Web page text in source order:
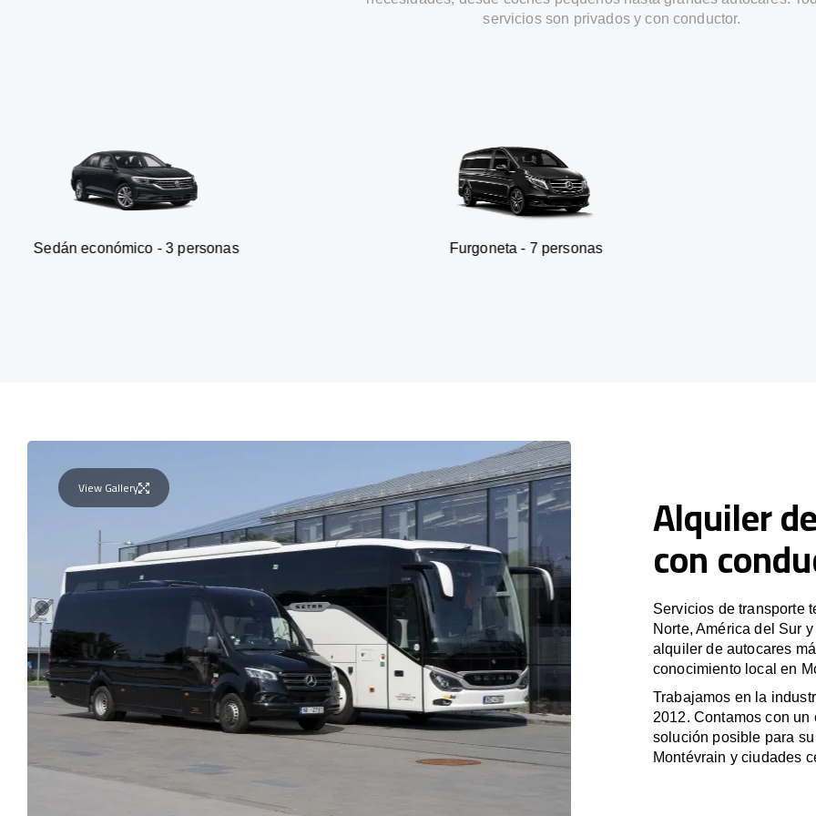
servicios son privados y con conductor.
- 3 personas Furgoneta - 7 personas SUV -
View Gallery Alquiler
con
Servicios de transporte
Norte, América del Sur
alquiler de autocares
conocimiento local en
Trabajamos en la
2012. Contamos con
solución posible para
Montévrain y ciudades